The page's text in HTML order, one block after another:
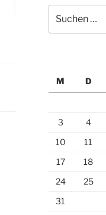
nach:
M D
3
4
10
11
17
18
24
25
31